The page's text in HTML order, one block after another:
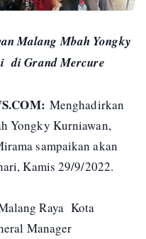
Malang Mbah Yongky
di Grand Mercure
Menghadirkan
Yongky Kurniawan,
sampaikan akan
Kamis 29/9/2022.
Raya Kota
Manager